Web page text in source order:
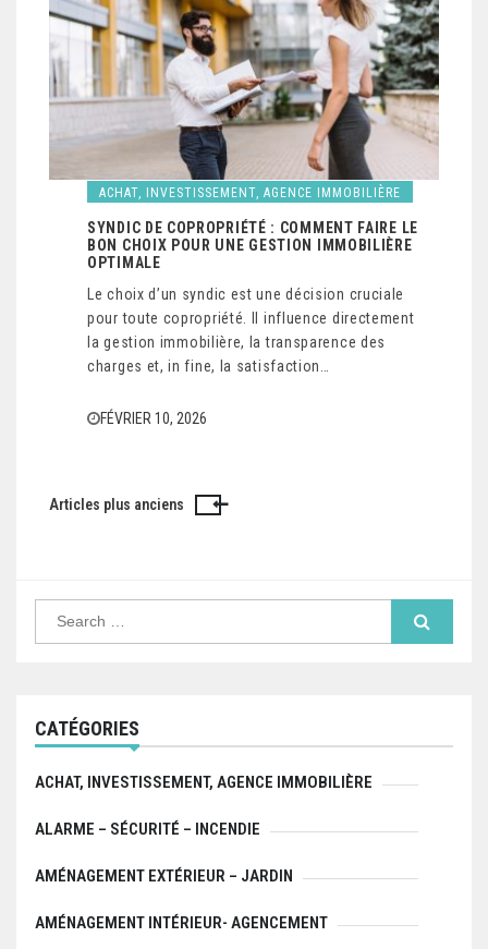
ACHAT, INVESTISSEMENT, AGENCE IMMOBILIÈRE
SYNDIC DE COPROPRIÉTÉ : COMMENT FAIRE LE
BON CHOIX POUR UNE GESTION IMMOBILIÈRE
OPTIMALE
Le choix d’un syndic est une décision cruciale
pour toute copropriété. Il influence directement
la gestion immobilière, la transparence des
charges et, in fine, la satisfaction…
FÉVRIER 10, 2026
Navigation
articles
Articles plus anciens
CATÉGORIES
ACHAT, INVESTISSEMENT, AGENCE IMMOBILIÈRE
ALARME – SÉCURITÉ – INCENDIE
AMÉNAGEMENT EXTÉRIEUR – JARDIN
AMÉNAGEMENT INTÉRIEUR- AGENCEMENT